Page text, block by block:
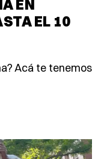
EN
EL 10
Acá te tenemos